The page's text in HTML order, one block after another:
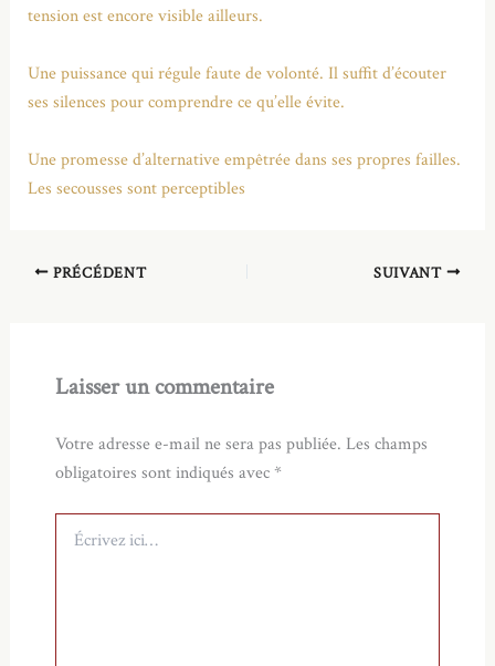
tension est encore visible ailleurs.
Une puissance qui régule faute de volonté. Il suffit d’écouter
ses silences pour comprendre ce qu’elle évite.
Une promesse d’alternative empêtrée dans ses propres failles.
Les secousses sont perceptibles
PRÉCÉDENT SUIVANT
Laisser un commentaire
Votre adresse e-mail ne sera pas publiée. Les champs
obligatoires sont indiqués avec*
ici…